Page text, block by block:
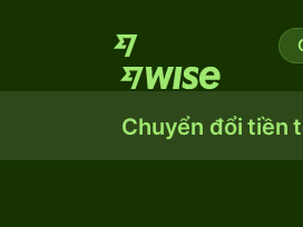
Chuyển đổi tiền